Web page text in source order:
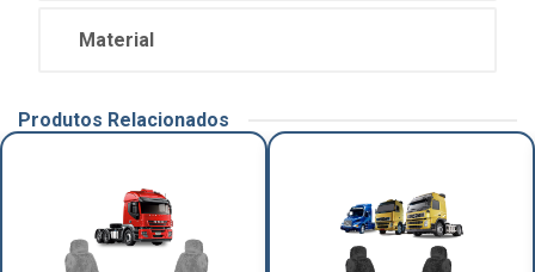
Material
Produtos Relacionados